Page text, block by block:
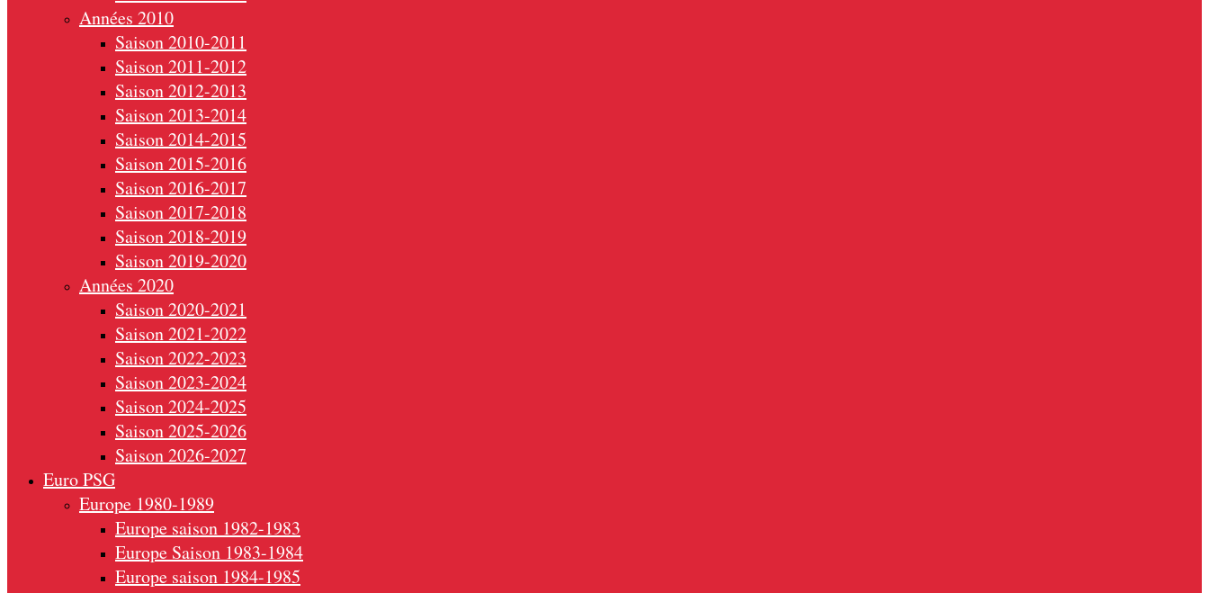
Années 2010
Saison 2010-2011
Saison 2011-2012
Saison 2012-2013
Saison 2013-2014
Saison 2014-2015
Saison 2015-2016
Saison 2016-2017
Saison 2017-2018
Saison 2018-2019
Saison 2019-2020
Années 2020
Saison 2020-2021
Saison 2021-2022
Saison 2022-2023
Saison 2023-2024
Saison 2024-2025
Saison 2025-2026
Saison 2026-2027
Euro PSG
Europe 1980-1989
Europe saison 1982-1983
Europe Saison 1983-1984
Europe saison 1984-1985